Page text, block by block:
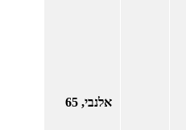
אלנבי, 65